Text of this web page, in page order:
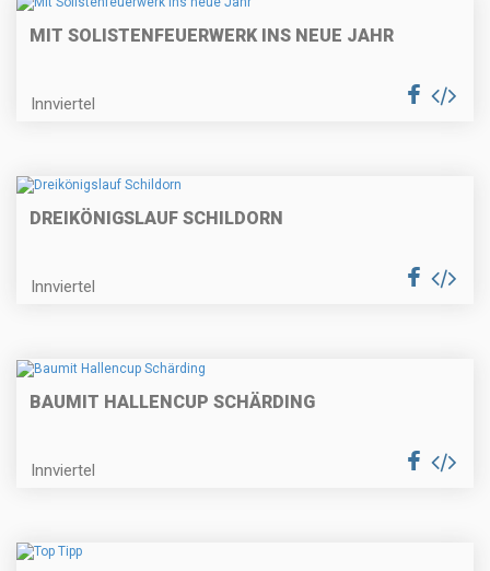
MIT SOLISTENFEUERWERK INS NEUE JAHR
Innviertel
DREIKÖNIGSLAUF SCHILDORN
Innviertel
BAUMIT HALLENCUP SCHÄRDING
Innviertel